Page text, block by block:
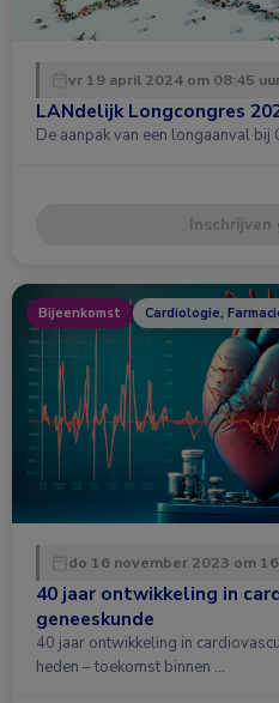
vr 19 april 2024 om 08:45
LANdelijk Longcongres
De aanpak van een longaanval
Bijeenkomst Cardiologie,
do 16 november 2023 om
40 jaar ontwikkeling in
geneeskunde
40 jaar ontwikkeling in
heden – toekomst binnen …